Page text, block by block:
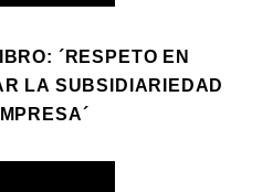
´RESPETO EN
LA SUBSIDIARIEDAD